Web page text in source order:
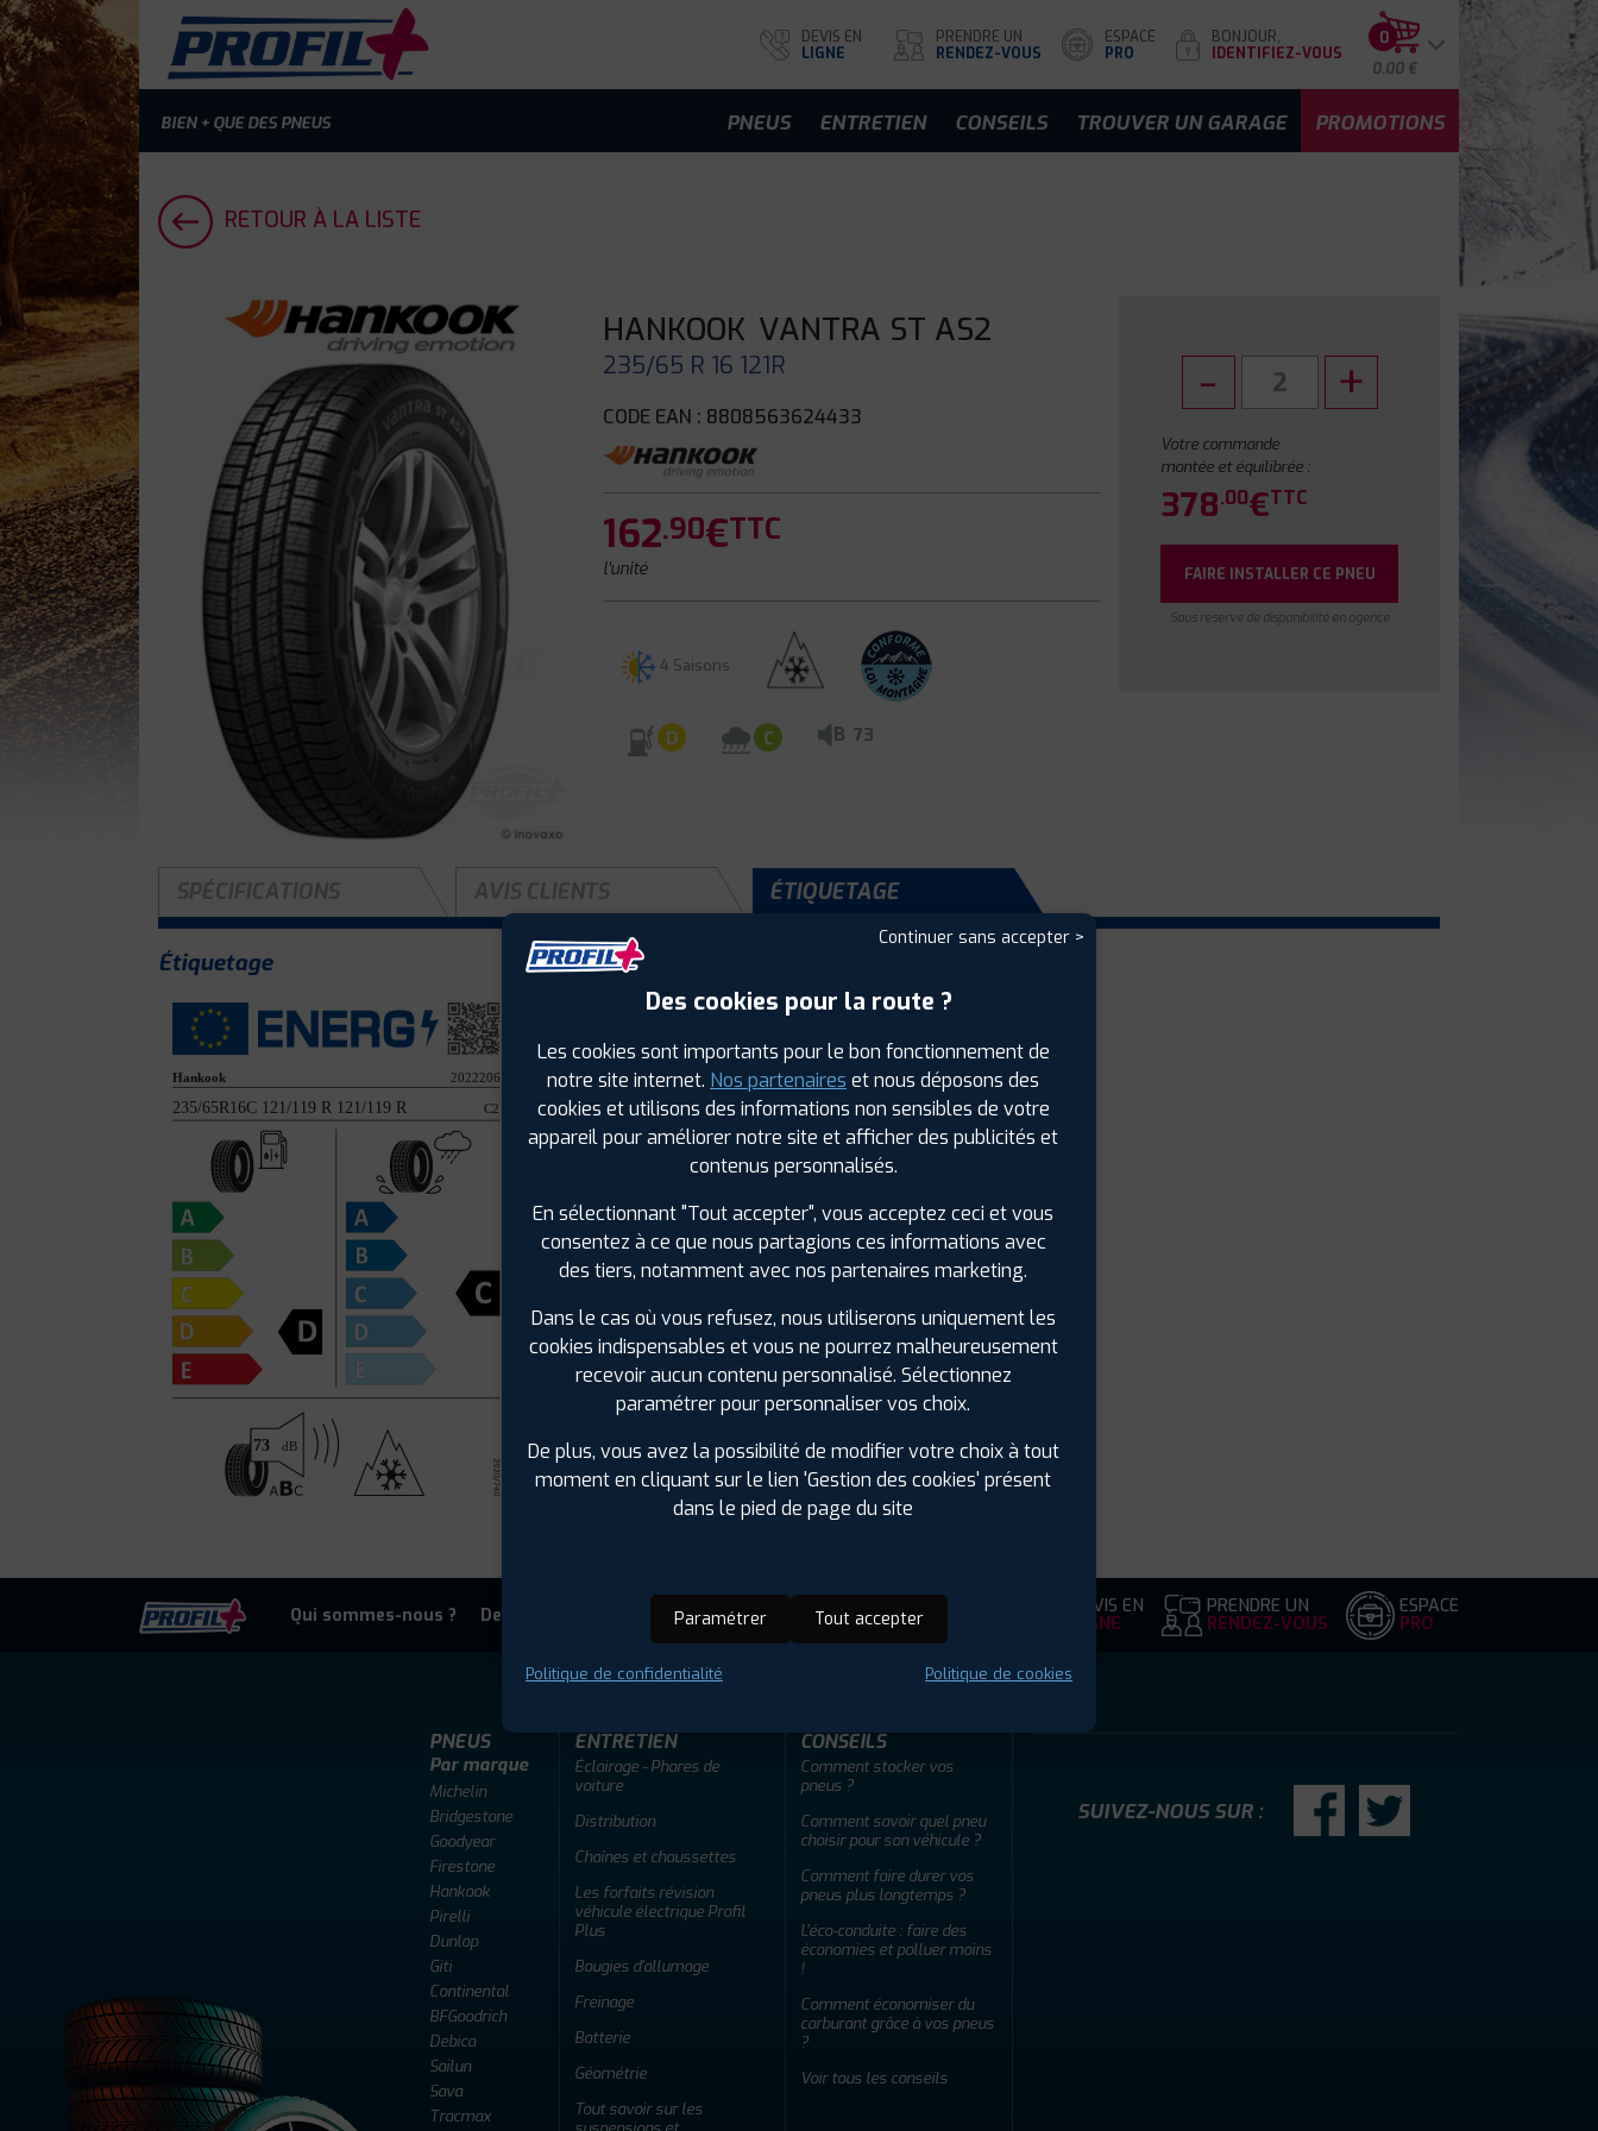
BIEN + QUE DES PNEUS
DEVIS EN
LIGNE
PRENDRE UN
RENDEZ-VOUS
ESPACE
PRO
BONJOUR,
IDENTIFIEZ-VOUS
0
0.00 €
PNEUS ENTRETIEN CONSEILS TROUVER UN GARAGE PROMOTIONS
RETOUR À LA LISTE
HANKOOK VANTRA ST AS2
235/65 R 16 121R
CODE EAN : 8808563624433
162.90€TTC
l'unité
4 Saisons
D C B 73
Votre commande
montée et équilibrée :
378.00€TTC
FAIRE INSTALLER CE PNEU
Sous réserve de disponibilité en agence
SPÉCIFICATIONS AVIS CLIENTS ÉTIQUETAGE
Étiquetage
4 Saisons
Largeur :235
Hauteur :65
Diamètre :16
Charge :121
Bruit de roulement externe : 73
Résistance au roulement :
Adhérence sur sol mouillé : C
Code EAN :
Qui sommes-nous ? Devenir adherent Offres d'emploi FAQ DEVIS EN
LIGNE
PRENDRE UN
RENDEZ-VOUS
ESPACE
PRO
PNEUS
Par marque
Michelin
Bridgestone
Goodyear
Firestone
Hankook
Pirelli
Dunlop
Giti
Continental
BFGoodrich
Debica
Sailun
Sava
Tracmax
ENTRETIEN
Éclairage - Phares de
voiture
Distribution
Chaînes et chaussettes
Les forfaits révision
véhicule électrique Profil
Plus
Bougies d'allumage
Freinage
Batterie
Géométrie
Tout savoir sur les
CONSEILS
Comment stocker vos
pneus ?
Comment savoir quel pneu
choisir pour son véhicule ?
Comment faire durer vos
pneus plus longtemps ?
L'éco-conduite : faire des
économies et polluer moins
!
Comment économiser du
carburant grâce à vos pneus
?
Voir tous les conseils
SUIVEZ-NOUS SUR :
Continuer sans accepter >
Des cookies pour la route ?
Les cookies sont importants pour le bon fonctionnement de
notre site internet. Nos partenaires et nous déposons des
cookies et utilisons des informations non sensibles de votre
appareil pour améliorer notre site et afficher des publicités et
contenus personnalisés.
En sélectionnant "Tout accepter", vous acceptez ceci et vous
consentez à ce que nous partagions ces informations avec
des tiers, notamment avec nos partenaires marketing.
Dans le cas où vous refusez, nous utiliserons uniquement les
cookies indispensables et vous ne pourrez malheureusement
recevoir aucun contenu personnalisé. Sélectionnez
paramétrer pour personnaliser vos choix.
De plus, vous avez la possibilité de modifier votre choix à tout
moment en cliquant sur le lien 'Gestion des cookies' présent
dans le pied de page du site
Paramétrer Tout accepter
Politique de confidentialité Politique de cookies